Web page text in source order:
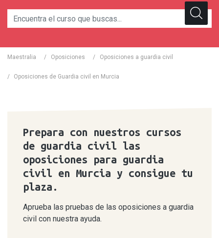
Maestralia / Oposiciones / Oposiciones a guardia civil
/ Oposiciones de Guardia civil en Murcia
Prepara con nuestros cursos
de guardia civil las
oposiciones para guardia
civil en Murcia y consigue tu
plaza.
Aprueba las pruebas de las oposiciones a guardia
civil con nuestra ayuda.